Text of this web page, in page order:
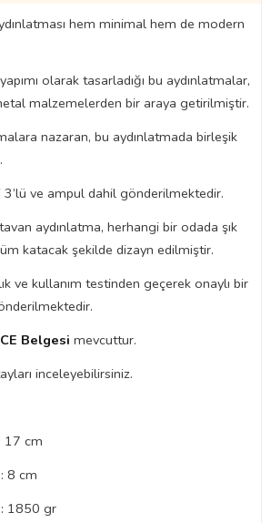
hem minimal hem de modern
olarak tasarladığı bu aydınlatmalar,
malzemelerden bir araya getirilmiştir.
nazaran, bu aydınlatmada birleşik
ve ampul dahil gönderilmektedir.
aydınlatma, herhangi bir odada şık
katacak şekilde dizayn edilmiştir.
ve kullanım testinden geçerek onaylı bir
CE Belgesi mevcuttur.
inceleyebilirsiniz.
cm
gr